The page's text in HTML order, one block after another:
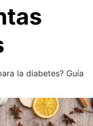
la diabetes? Guía